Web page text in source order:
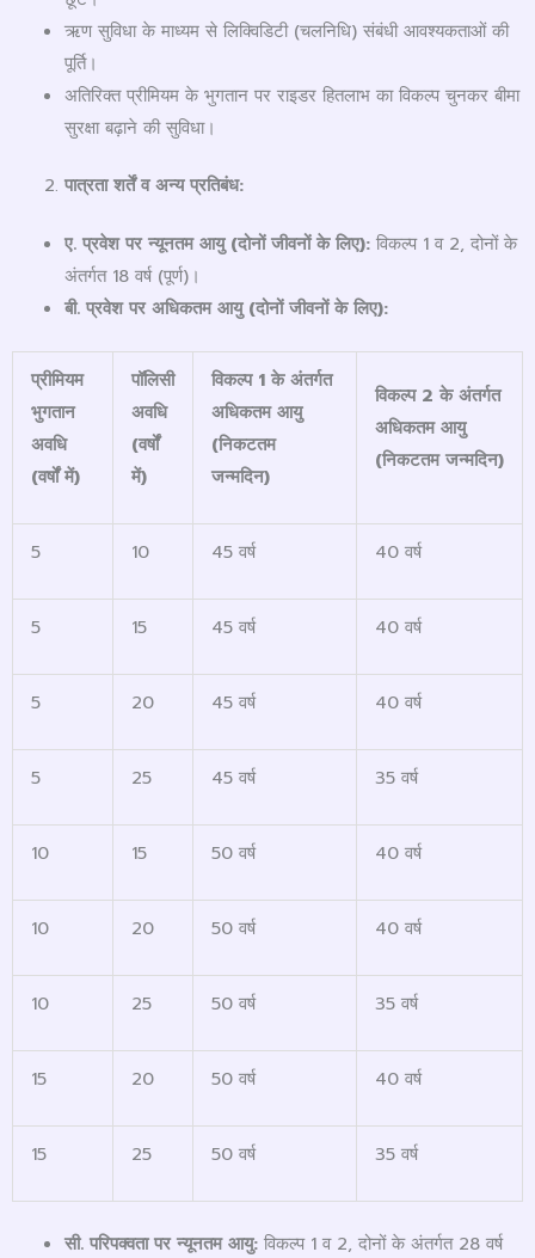
ऋण सुविधा के माध्यम से लिक्विडिटी (चलनिधि) संबंधी आवश्यकताओं की
पूर्ति।
अतिरिक्त प्रीमियम के भुगतान पर राइडर हितलाभ का विकल्प चुनकर बीमा
सुरक्षा बढ़ाने की सुविधा।
पात्रता शर्तें व अन्य प्रतिबंध:
ए. प्रवेश पर न्यूनतम आयु (दोनों जीवनों के लिए):विकल्प 1 व 2, दोनों के
अंतर्गत 18 वर्ष (पूर्ण)।
बी. प्रवेश पर अधिकतम आयु (दोनों जीवनों के लिए):
प्रीमियम
भुगतान
अवधि
(वर्षों में)
पॉलिसी
अवधि
(वर्षों
में)
विकल्प 1 के अंतर्गत
अधिकतम आयु
(निकटतम
जन्मदिन)
विकल्प 2 के अंतर्गत
अधिकतम आयु
(निकटतम जन्मदिन)
5 10 45 वर्ष 40 वर्ष
5 15 45 वर्ष 40 वर्ष
5 20 45 वर्ष 40 वर्ष
5 25 45 वर्ष 35 वर्ष
10 15 50 वर्ष 40 वर्ष
10 20 50 वर्ष 40 वर्ष
10 25 50 वर्ष 35 वर्ष
15 20 50 वर्ष 40 वर्ष
15 25 50 वर्ष 35 वर्ष
सी. परिपक्वता पर न्यूनतम आयु:विकल्प 1 व 2, दोनों के अंतर्गत 28 वर्ष